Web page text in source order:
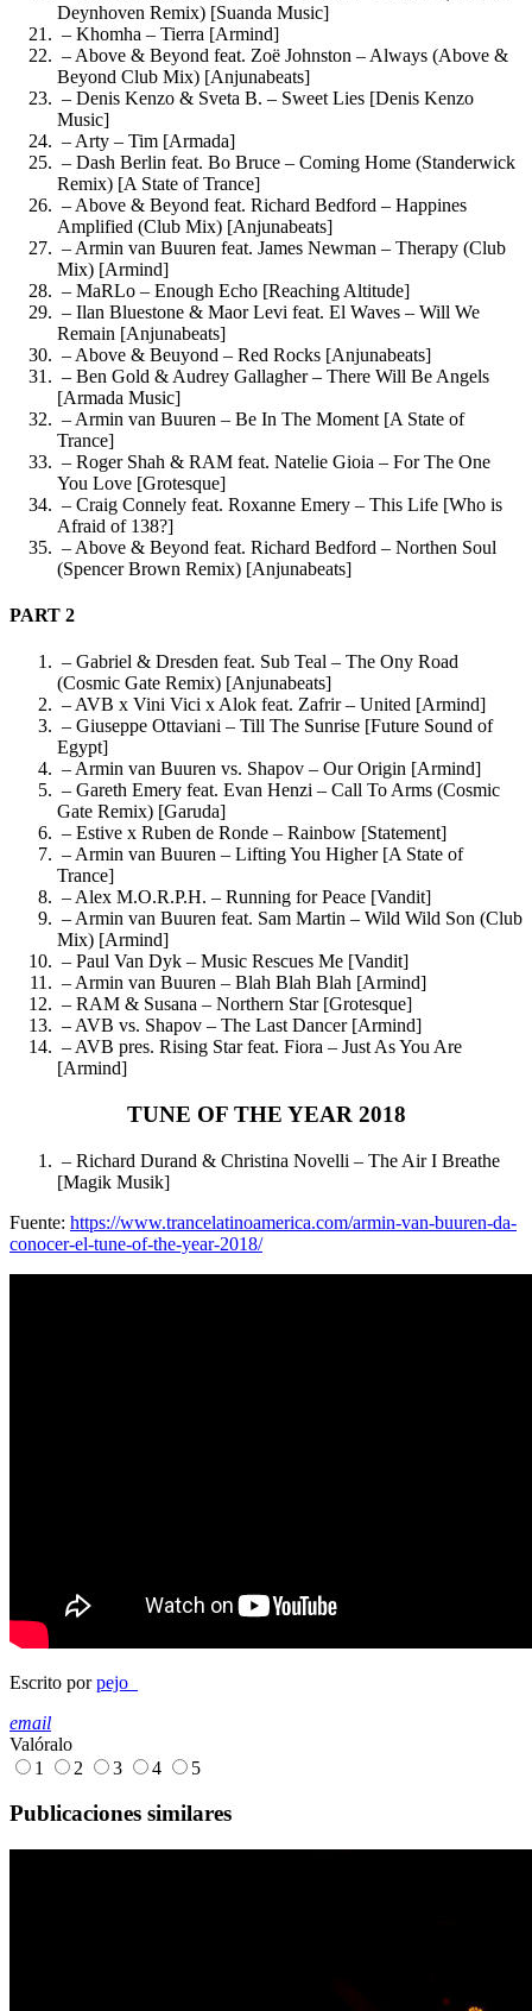
Deynhoven Remix) [Suanda Music]
– Khomha – Tierra [Armind]
– Above & Beyond feat. Zoë Johnston – Always (Above &
Beyond Club Mix) [Anjunabeats]
– Denis Kenzo & Sveta B. – Sweet Lies [Denis Kenzo
Music]
– Arty – Tim [Armada]
– Dash Berlin feat. Bo Bruce – Coming Home (Standerwick
Remix) [A State of Trance]
– Above & Beyond feat. Richard Bedford – Happines
Amplified (Club Mix) [Anjunabeats]
– Armin van Buuren feat. James Newman – Therapy (Club
Mix) [Armind]
– MaRLo – Enough Echo [Reaching Altitude]
– Ilan Bluestone & Maor Levi feat. El Waves – Will We
Remain [Anjunabeats]
– Above & Beuyond – Red Rocks [Anjunabeats]
– Ben Gold & Audrey Gallagher – There Will Be Angels
[Armada Music]
– Armin van Buuren – Be In The Moment [A State of
Trance]
– Roger Shah & RAM feat. Natelie Gioia – For The One
You Love [Grotesque]
– Craig Connely feat. Roxanne Emery – This Life [Who is
Afraid of 138?]
– Above & Beyond feat. Richard Bedford – Northen Soul
(Spencer Brown Remix) [Anjunabeats]
PART 2
– Gabriel & Dresden feat. Sub Teal – The Ony Road
(Cosmic Gate Remix) [Anjunabeats]
– AVB x Vini Vici x Alok feat. Zafrir – United [Armind]
– Giuseppe Ottaviani – Till The Sunrise [Future Sound of
Egypt]
– Armin van Buuren vs. Shapov – Our Origin [Armind]
– Gareth Emery feat. Evan Henzi – Call To Arms (Cosmic
Gate Remix) [Garuda]
– Estive x Ruben de Ronde – Rainbow [Statement]
– Armin van Buuren – Lifting You Higher [A State of
Trance]
– Alex M.O.R.P.H. – Running for Peace [Vandit]
– Armin van Buuren feat. Sam Martin – Wild Wild Son (Club
Mix) [Armind]
– Paul Van Dyk – Music Rescues Me [Vandit]
– Armin van Buuren – Blah Blah Blah [Armind]
– RAM & Susana – Northern Star [Grotesque]
– AVB vs. Shapov – The Last Dancer [Armind]
– AVB pres. Rising Star feat. Fiora – Just As You Are
[Armind]
TUNE OF THE YEAR 2018
– Richard Durand & Christina Novelli – The Air I Breathe
[Magik Musik]
Fuente: https://www.trancelatinoamerica.com/armin-van-buuren-da-
conocer-el-tune-of-the-year-2018/
Escrito porpejo_
email
Valóralo
1
2 3 4 5
Publicaciones similares